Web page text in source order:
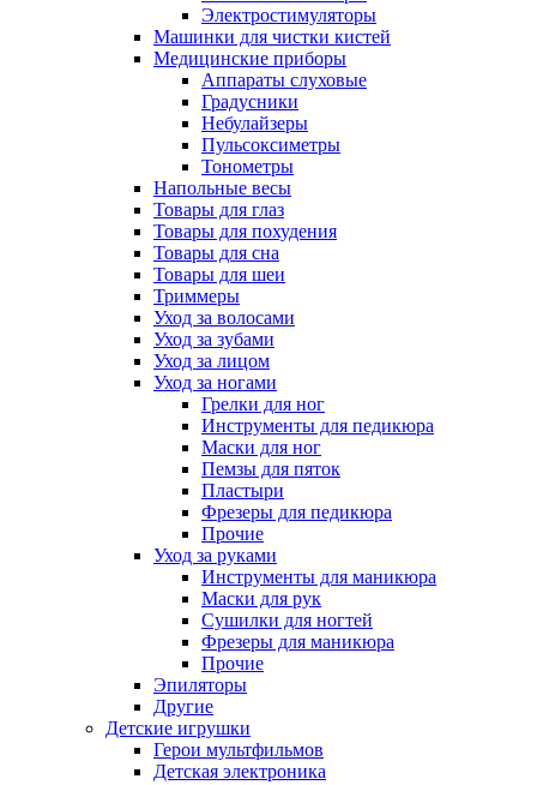
Электростимуляторы
Машинки для чистки кистей
Медицинские приборы
Аппараты слуховые
Градусники
Небулайзеры
Пульсоксиметры
Тонометры
Напольные весы
Товары для глаз
Товары для похудения
Товары для сна
Товары для шеи
Триммеры
Уход за волосами
Уход за зубами
Уход за лицом
Уход за ногами
Грелки для ног
Инструменты для педикюра
Маски для ног
Пемзы для пяток
Пластыри
Фрезеры для педикюра
Прочие
Уход за руками
Инструменты для маникюра
Маски для рук
Сушилки для ногтей
Фрезеры для маникюра
Прочие
Эпиляторы
Другие
Детские игрушки
Герои мультфильмов
Детская электроника